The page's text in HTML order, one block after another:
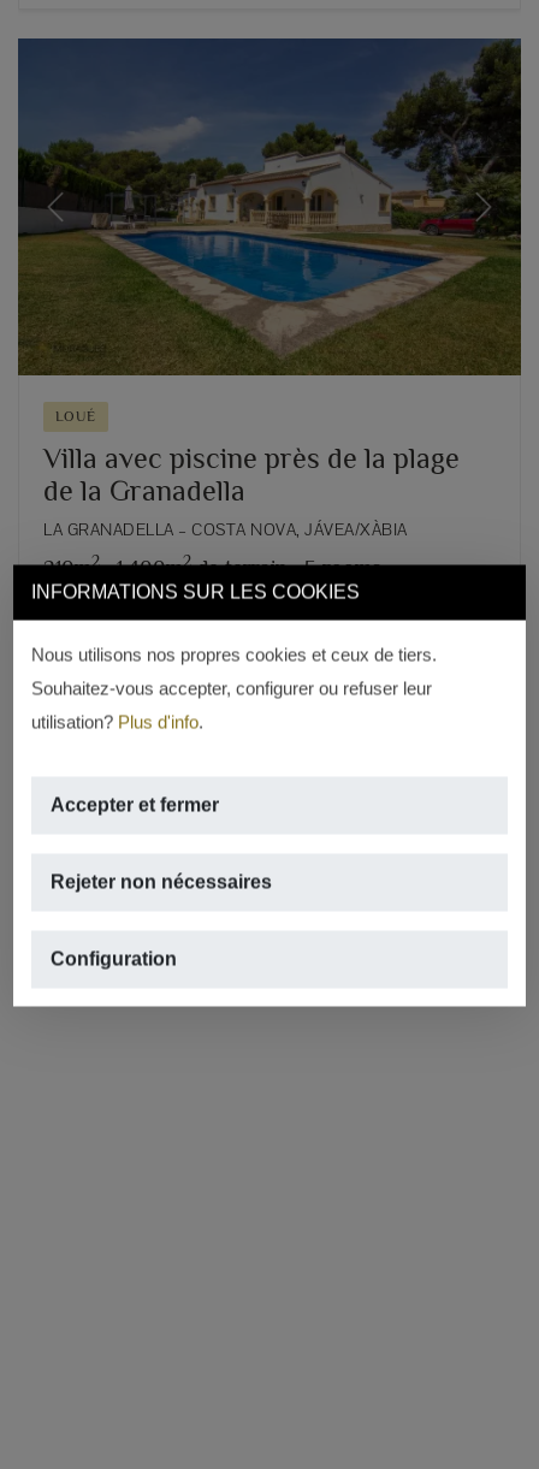
INFORMATIONS SUR LES COOKIES
Nous utilisons nos propres cookies et ceux de tiers.
Souhaitez-vous accepter, configurer ou refuser leur
utilisation? Plus d'info.
Accepter et fermer
Rejeter non nécessaires
Configuration
Previous Next
LOUÉ
Villa avec piscine près de la plage
de la Granadella
LA GRANADELLA – COSTA NOVA, JÁVEA/XÀBIA
210m2, 1.400m2de terrain, 5 rooms,
3 salles de bains
REF. V-130